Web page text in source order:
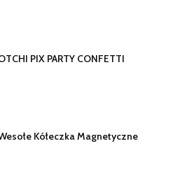
PIX PARTY CONFETTI
Kółeczka Magnetyczne